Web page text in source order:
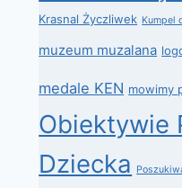
Krasnal Życzliwek Kumpel
muzeum muzalana
medale KEN mowimy
Obiektywie
Dziecka